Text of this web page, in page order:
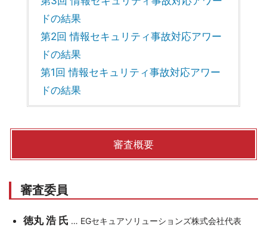
ドの結果
第2回 情報セキュリティ事故対応アワー
ドの結果
第1回 情報セキュリティ事故対応アワー
ドの結果
審査概要
審査委員
徳丸 浩 氏 … EGセキュアソリューションズ株式会社代表